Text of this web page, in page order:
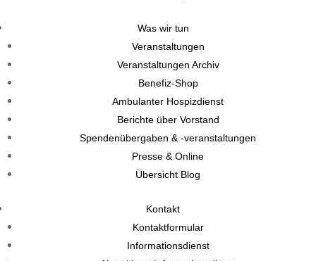
Was wir tun
Veranstaltungen
Veranstaltungen Archiv
Benefiz-Shop
Ambulanter Hospizdienst
Berichte über Vorstand
Spendenübergaben & -veranstaltungen
Presse & Online
Übersicht Blog
Kontakt
Kontaktformular
Informationsdienst